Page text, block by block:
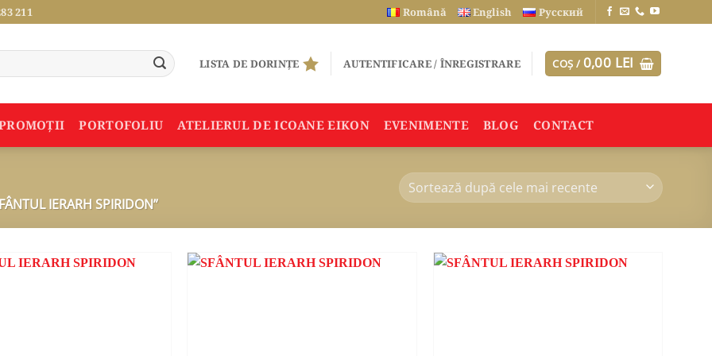
211 Română English Русский
LISTA DE DORINȚE AUTENTIFICARE / ÎNREGISTRARE COȘ / 0,00 LEI
PORTOFOLIU ATELIERUL DE ICOANE EIKON EVENIMENTE BLOG CONTACT
IERARH SPIRIDON”